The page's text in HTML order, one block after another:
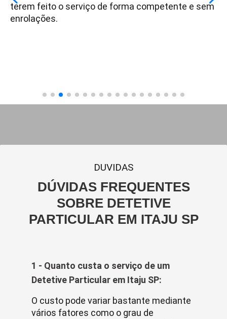
terem feito o serviço de forma competente e sem
enrolações.
DUVIDAS
DÚVIDAS FREQUENTES
SOBRE DETETIVE
PARTICULAR EM ITAJU SP
1 - Quanto custa o serviço de um
Detetive Particular em Itaju SP:
O custo pode variar bastante mediante
vários fatores como o grau de